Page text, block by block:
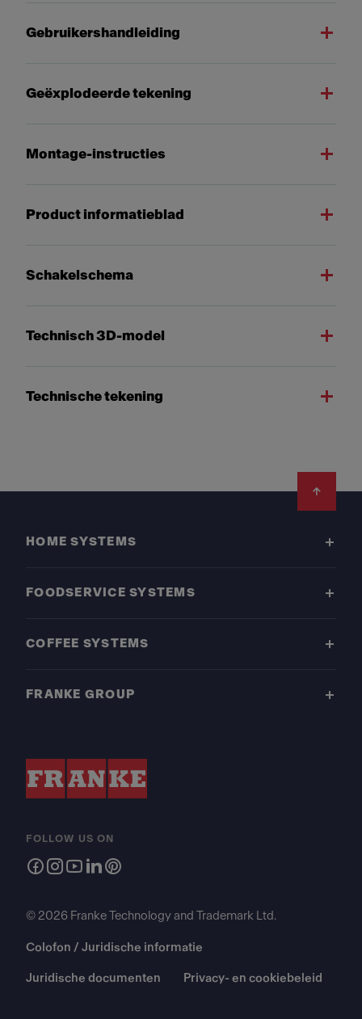
Gebruikershandleiding
Geëxplodeerde tekening
Montage-instructies
Product informatieblad
Schakelschema
Technisch 3D-model
Technische tekening
HOME SYSTEMS
FOODSERVICE SYSTEMS
COFFEE SYSTEMS
FRANKE GROUP
FOLLOW US ON
© 2026 Franke Technology and Trademark Ltd.
Colofon / Juridische informatie
Juridische documenten Privacy- en cookiebeleid